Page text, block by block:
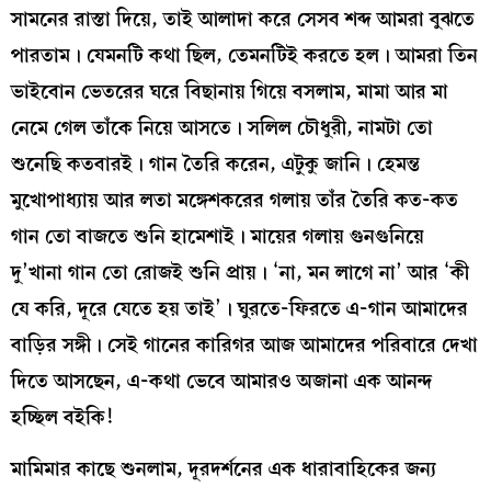
সামনের রাস্তা দিয়ে, তাই আলাদা করে সেসব শব্দ আমরা বুঝতে
পারতাম। যেমনটি কথা ছিল, তেমনটিই করতে হল। আমরা তিন
ভাইবোন ভেতরের ঘরে বিছানায় গিয়ে বসলাম, মামা আর মা
নেমে গেল তাঁকে নিয়ে আসতে। সলিল চৌধুরী, নামটা তো
শুনেছি কতবারই। গান তৈরি করেন, এটুকু জানি। হেমন্ত
মুখোপাধ্যায় আর লতা মঙ্গেশকরের গলায় তাঁর তৈরি কত-কত
গান তো বাজতে শুনি হামেশাই। মায়ের গলায় গুনগুনিয়ে
দু’খানা গান তো রোজই শুনি প্রায়। ‘না, মন লাগে না’ আর ‘কী
যে করি, দূরে যেতে হয় তাই’। ঘুরতে-ফিরতে এ-গান আমাদের
বাড়ির সঙ্গী। সেই গানের কারিগর আজ আমাদের পরিবারে দেখা
দিতে আসছেন, এ-কথা ভেবে আমারও অজানা এক আনন্দ
হচ্ছিল বইকি!
মামিমার কাছে শুনলাম, দূরদর্শনের এক ধারাবাহিকের জন্য